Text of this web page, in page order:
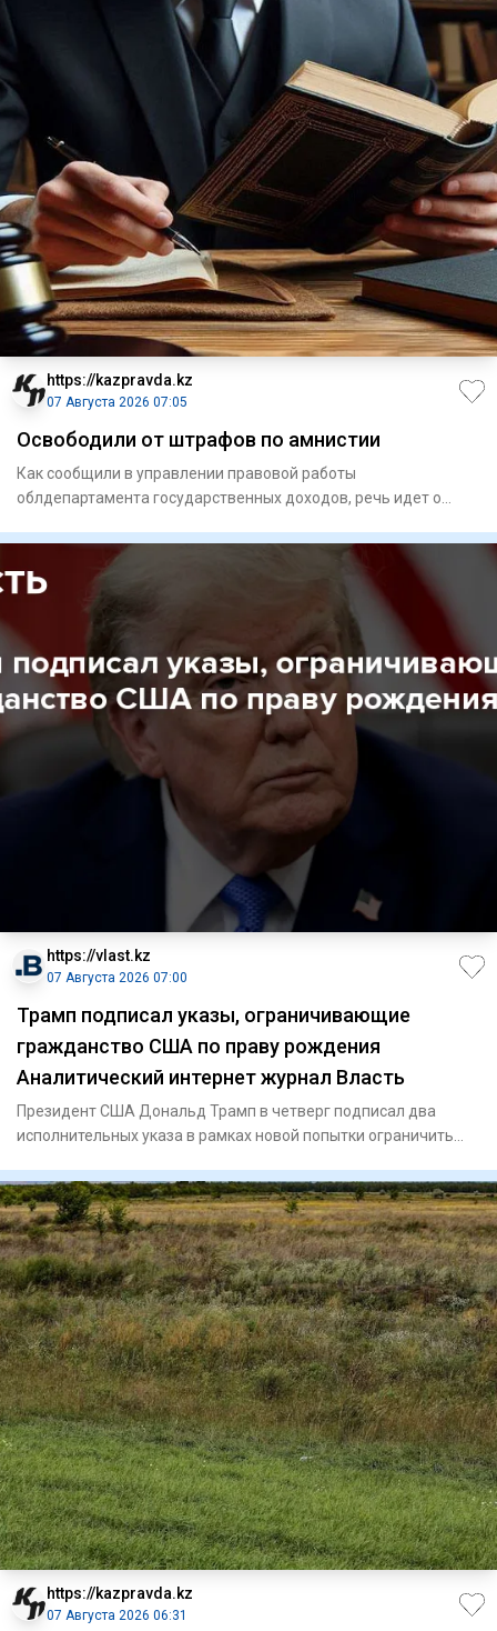
https://kazpravda.kz
07 Августа 2026 07:05
Освободили от штрафов по амнистии
Как сообщили в управлении правовой работы
облдепартамента государственных доходов, речь идет о
https://vlast.kz
07 Августа 2026 07:00
Трамп подписал указы, ограничивающие
гражданство США по праву рождения
Аналитический интернет журнал Власть
Президент США Дональд Трамп в четверг подписал два
исполнительных указа в рамках новой попытки ограничить
https://kazpravda.kz
07 Августа 2026 06:31